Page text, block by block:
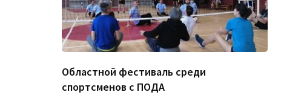
Областной фестиваль среди
спортсменов с ПОДА